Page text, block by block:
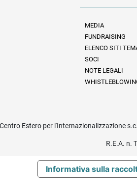
Informazioni legali
MEDIA
FUNDRAISING
ELENCO SITI
SOCI
NOTE LEGALI
Estero per l'Internazionalizzazione
R.E.A. n.
Informativa sulla